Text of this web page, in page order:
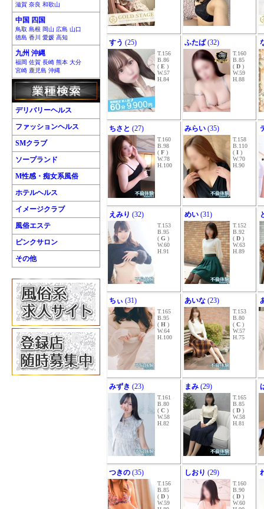
滋賀 奈良 和歌山
中国 四国
鳥取 島根 岡山 広島 山口
徳島 香川 愛媛 高知
九州 沖縄
福岡 佐賀 長崎 熊本 大分
宮崎 鹿児島 沖縄
デリバリーヘルス
ファッションヘルス
SMクラブ
ソープランド
M性感・痴女系風俗
ホテルヘルス
イメージクラブ
風俗エステ
ピンクサロン
その他
すう (25)
T.156
B.86
( E )
W.57
H.84
ふたば(32)
T.160
B.85
( D )
W.59
H.88
ちさと (27)
T.160
B.98
( F )
W.78
H.100
みらい (35)
T.158
B.110
( I )
W.70
H.90
えみり (32)
T.153
B.95
( G )
W.60
H.91
めい (31)
T.152
B.92
( D )
W.63
H.89
ちぃ (31)
T.165
B.95
( H )
W.64
H.100
あいな (23)
T.153
B.80
( C )
W.57
H.75
みずき (23)
T.161
B.80
( C )
W.58
H.82
まみ (29)
T.165
B.85
( D )
W.58
H.81
つきの (35)
T.156
B.85
( D )
W.59
しおり (29)
T.160
B.90
( D )
W.60